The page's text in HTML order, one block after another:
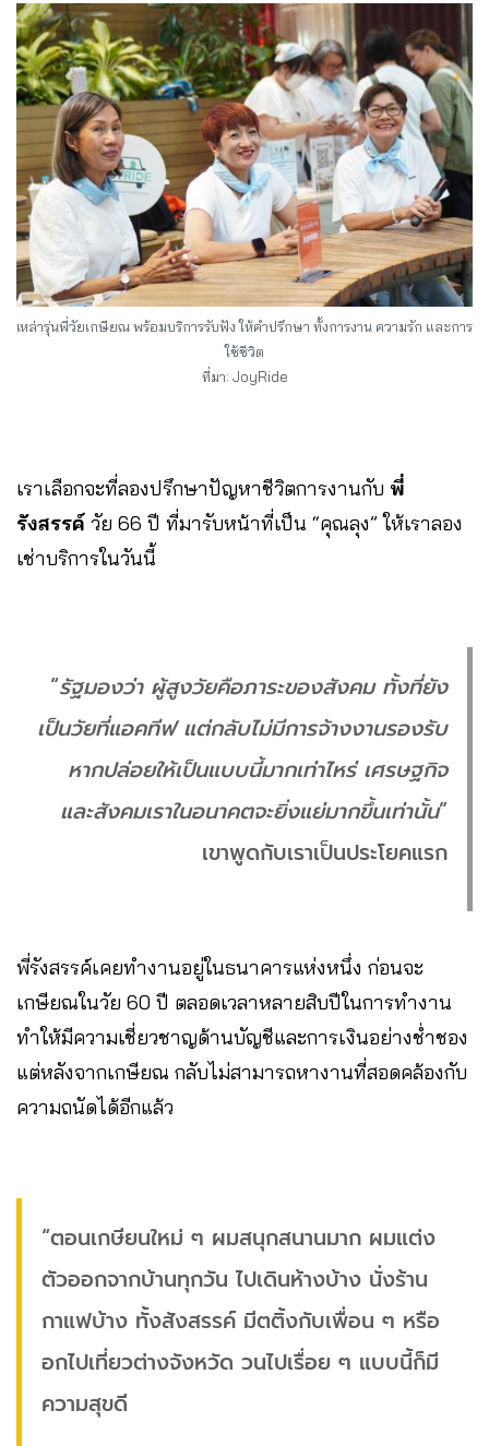
เหล่ารุ่นพี่วัยเกษียณ พร้อมบริการรับฟัง ให้คำปรึกษา ทั้งการงาน ความรัก และการ
ใช้ชีวิต
ที่มา: JoyRide
เราเลือกจะที่ลองปรึกษาปัญหาชีวิตการงานกับ พี่
รังสรรค์ วัย 66 ปี ที่มารับหน้าที่เป็น “คุณลุง” ให้เราลอง
เช่าบริการในวันนี้
“รัฐมองว่า ผู้สูงวัยคือภาระของสังคม ทั้งที่ยัง
เป็นวัยที่แอคทีฟ แต่กลับไม่มีการจ้างงานรองรับ
หากปล่อยให้เป็นแบบนี้มากเท่าไหร่ เศรษฐกิจ
และสังคมเราในอนาคตจะยิ่งแย่มากขึ้นเท่านั้น”
เขาพูดกับเราเป็นประโยคแรก
พี่รังสรรค์เคยทำงานอยู่ในธนาคารแห่งหนึ่ง ก่อนจะ
เกษียณในวัย 60 ปี ตลอดเวลาหลายสิบปีในการทำงาน
ทำให้มีความเชี่ยวชาญด้านบัญชีและการเงินอย่างช่ำชอง
แต่หลังจากเกษียณ กลับไม่สามารถหางานที่สอดคล้องกับ
ความถนัดได้อีกแล้ว
“ตอนเกษียนใหม่ ๆ ผมสนุกสนานมาก ผมแต่ง
ตัวออกจากบ้านทุกวัน ไปเดินห้างบ้าง นั่งร้าน
กาแฟบ้าง ทั้งสังสรรค์ มีตติ้งกับเพื่อน ๆ หรือ
อกไปเที่ยวต่างจังหวัด วนไปเรื่อย ๆ แบบนี้ก็มี
ความสุขดี